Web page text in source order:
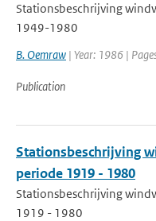
Stationsbeschrijving
1949-1980
B. Oemraw | Year: 1986 |
Publication
Stationsbeschrijving
periode 1919 - 1980
Stationsbeschrijving
1919 - 1980